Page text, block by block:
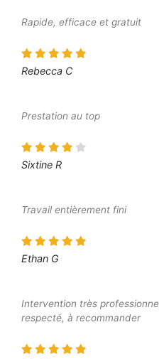
Rapide, efficace et gratuit
Rebecca C
Prestation au top
Sixtine R
Travail entièrement fini
Ethan G
Intervention très
respecté, à recommander